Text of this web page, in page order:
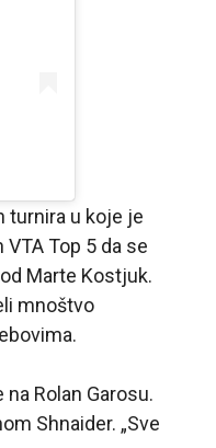
turnira u koje je
Top 5 da se
Marte Kostjuk.
mnoštvo
Rolan Garosu.
Shnaider. „Sve